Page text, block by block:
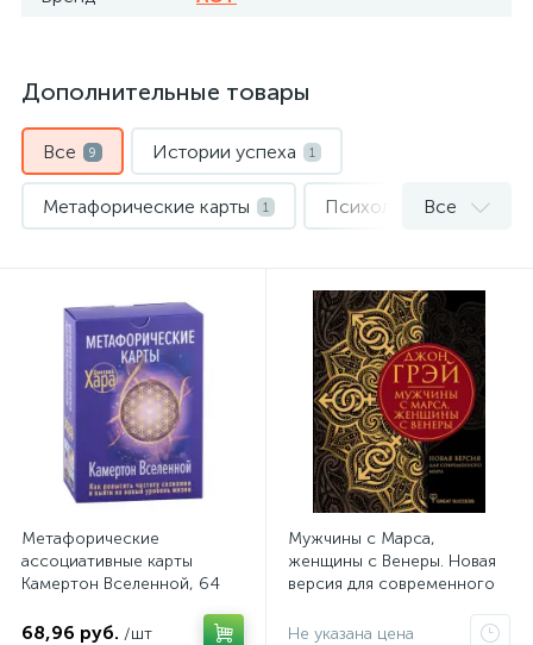
Дополнительные товары
Все 9 Истории успеха 1
Метафорические карты 1 Психология 5
Все
Метафорические
ассоциативные карты
Камертон Вселенной, 64
68,96 руб. /шт
Мужчины с Марса,
женщины с Венеры. Новая
версия для современного
Не указана цена